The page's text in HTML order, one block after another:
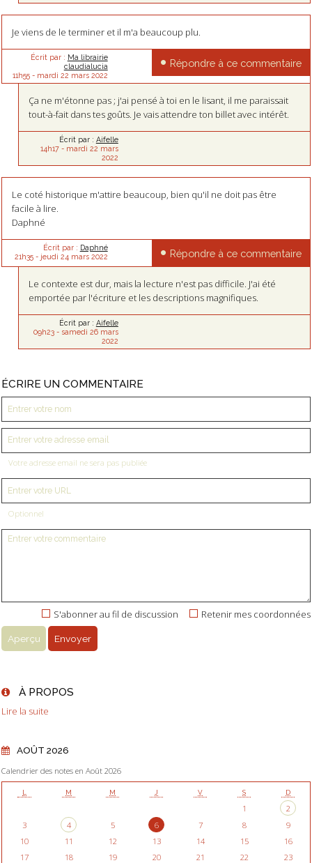
Je viens de le terminer et il m'a beaucoup plu.
Écrit par : Ma librairie
claudialucia
11h55- mardi 22 mars 2022
Répondre à ce commentaire
Ça ne m'étonne pas ; j'ai pensé à toi en le lisant, il me paraissait
tout-à-fait dans tes goûts. Je vais attendre ton billet avec intérêt.
Écrit par : Aifelle
14h17- mardi 22 mars
2022
Le coté historique m'attire beaucoup, bien qu'il ne doit pas être
facile à lire.
Daphné
Écrit par : Daphné
21h35- jeudi 24 mars 2022 Répondre à ce commentaire
Le contexte est dur, mais la lecture n'est pas difficile. J'ai été
emportée par l'écriture et les descriptions magnifiques.
Écrit par : Aifelle
09h23- samedi 26 mars
2022
ÉCRIRE UN COMMENTAIRE
Votre adresse email ne sera pas publiée
Optionnel
Retenir mes coordonnées
S'abonner au fil de discussion
À PROPOS
Lire la suite
AOÛT 2026
Calendrier des notes en Août 2026
L M M J V S D
1
2
3
4 5 6 7 8
9
10
11 12 13 14 15
16
17
18 19 20 21 22
23